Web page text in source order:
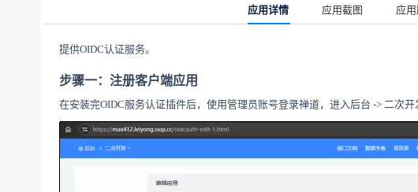
应用详情 应用截图 应
提供OIDC认证服务。
步骤一：注册客户端应用
在安装完OIDC服务认证插件后，使用管理员账号登录禅道，进入后台 -> 二次开